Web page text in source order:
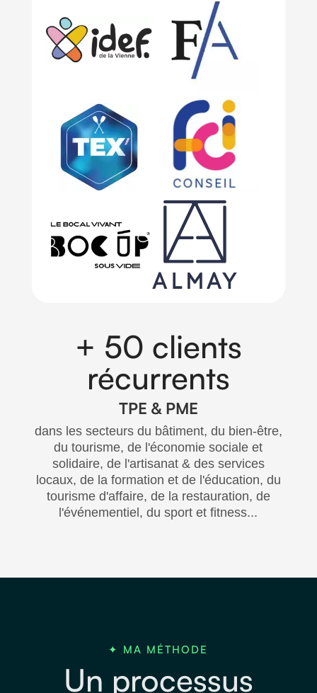
+ 50 clients
récurrents
TPE & PME
dans les secteurs du bâtiment, du bien-être,
du tourisme, de l'économie sociale et
solidaire, de l'artisanat & des services
locaux, de la formation et de l'éducation, du
tourisme d'affaire, de la restauration, de
l'événementiel, du sport et fitness...
✦ MA MÉTHODE
Un processus